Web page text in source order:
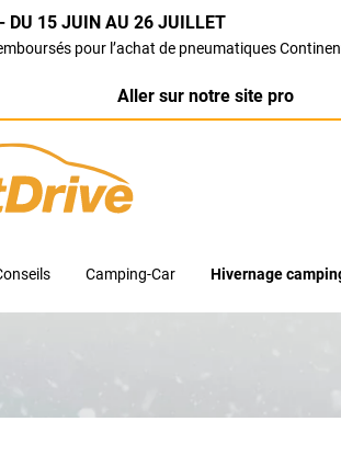
DU 15 JUIN AU 26 JUILLET
pour l’achat de pneumatiques
Aller sur notre site pro
Camping-Car Hivernage